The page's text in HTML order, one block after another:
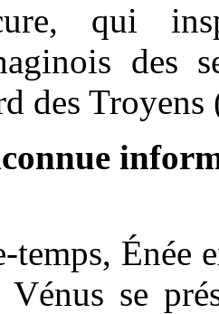
qui
des
des
temps, Énée
Vénus se